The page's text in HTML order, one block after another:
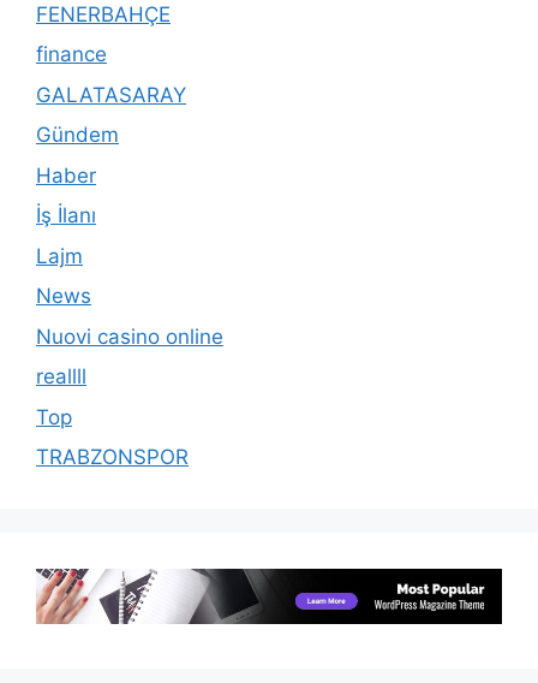
FENERBAHÇE
finance
GALATASARAY
Gündem
Haber
İş İlanı
Lajm
News
Nuovi casino online
reallll
Top
TRABZONSPOR